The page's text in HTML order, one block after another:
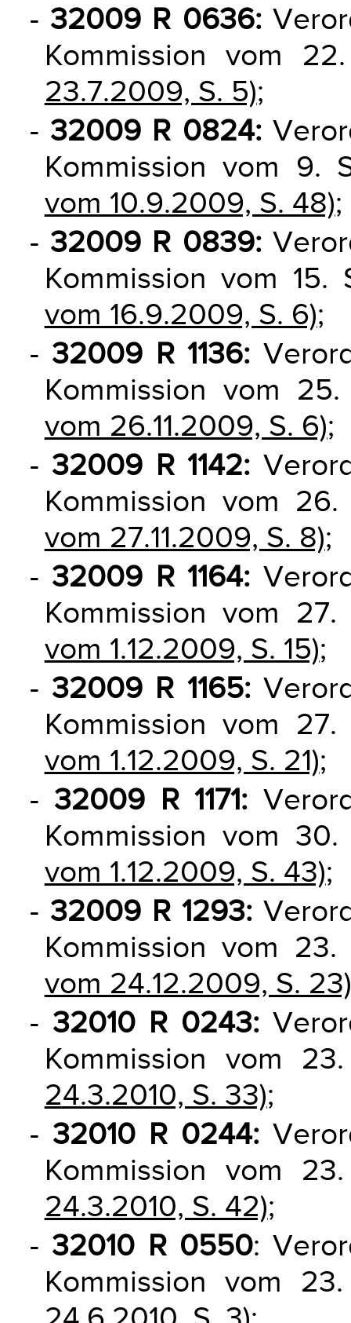
- 32009 R 0636:
Kommission vom
23.7.2009, S. 5);
- 32009 R 0824:
Kommission vom 9.
vom 10.9.2009, S. 48);
- 32009 R 0839:
Kommission vom
vom 16.9.2009, S. 6);
- 32009 R 1136:
Kommission vom
vom 26.11.2009, S. 6);
- 32009 R 1142:
Kommission vom
vom 27.11.2009, S. 8);
- 32009 R 1164:
Kommission vom
vom 1.12.2009, S. 15);
- 32009 R 1165:
Kommission vom
vom 1.12.2009, S. 21);
- 32009 R 1171:
Kommission vom
vom 1.12.2009, S. 43);
- 32009 R 1293:
Kommission vom
vom 24.12.2009, S. 23)
- 32010 R 0243:
Kommission vom
24.3.2010, S. 33);
- 32010 R 0244:
Kommission vom
24.3.2010, S. 42);
- 32010 R 0550:
Kommission vom